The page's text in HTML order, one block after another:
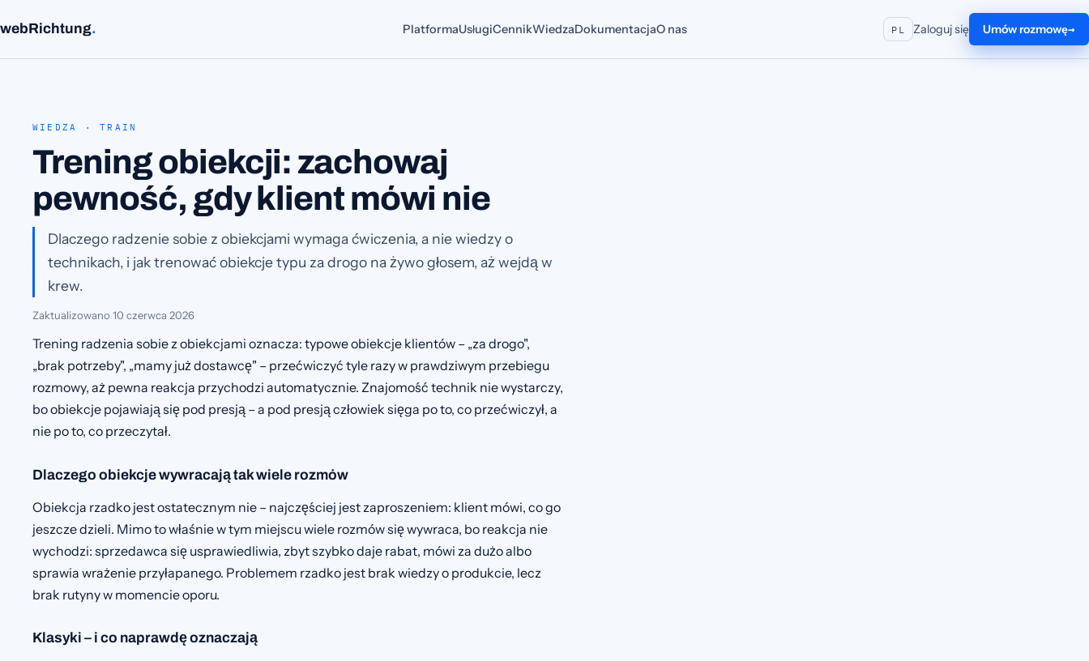
webRichtung. PlatformaUsługiCennikWiedzaDokumentacjaO nas PL Zaloguj się Umów rozmowę
WIEDZA · TRAIN
Trening obiekcji: zachowaj
pewność, gdy klient mówi nie
Dlaczego radzenie sobie z obiekcjami wymaga ćwiczenia, a nie wiedzy o
technikach, i jak trenować obiekcje typu za drogo na żywo głosem, aż wejdą w
krew.
Zaktualizowano 10 czerwca 2026
Trening radzenia sobie z obiekcjami oznacza: typowe obiekcje klientów – „za drogo",
„brak potrzeby", „mamy już dostawcę" – przećwiczyć tyle razy w prawdziwym przebiegu
rozmowy, aż pewna reakcja przychodzi automatycznie. Znajomość technik nie wystarczy,
bo obiekcje pojawiają się pod presją – a pod presją człowiek sięga po to, co przećwiczył, a
nie po to, co przeczytał.
Dlaczego obiekcje wywracają tak wiele rozmów
Obiekcja rzadko jest ostatecznym nie – najczęściej jest zaproszeniem: klient mówi, co go
jeszcze dzieli. Mimo to właśnie w tym miejscu wiele rozmów się wywraca, bo reakcja nie
wychodzi: sprzedawca się usprawiedliwia, zbyt szybko daje rabat, mówi za dużo albo
sprawia wrażenie przyłapanego. Problemem rzadko jest brak wiedzy o produkcie, lecz
brak rutyny w momencie oporu.
Klasyki – i co naprawdę oznaczają